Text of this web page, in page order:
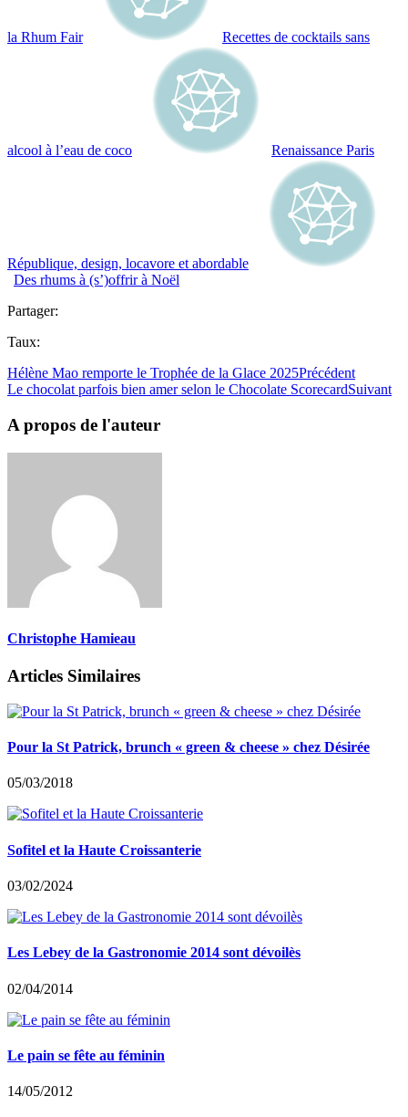
la Rhum Fair Recettes de cocktails sans
alcool à l’eau de coco Renaissance Paris
République, design, locavore et abordable
Des rhums à (s’)offrir à Noël
Partager:
Taux:
Hélène Mao remporte le Trophée de la Glace 2025Précédent
Le chocolat parfois bien amer selon le Chocolate ScorecardSuivant
A propos de l'auteur
Christophe Hamieau
Articles Similaires
Pour la St Patrick, brunch « green & cheese » chez Désirée
05/03/2018
Sofitel et la Haute Croissanterie
03/02/2024
Les Lebey de la Gastronomie 2014 sont dévoilès
02/04/2014
Le pain se fête au féminin
14/05/2012